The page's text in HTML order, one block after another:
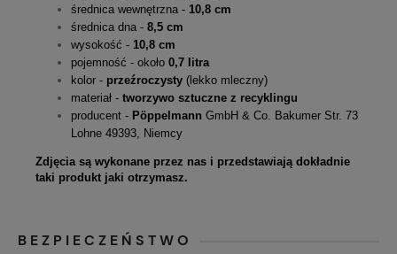
średnica wewnętrzna - 10,8 cm
średnica dna - 8,5 cm
wysokość - 10,8 cm
pojemność - około 0,7 litra
kolor - przeźroczysty (lekko mleczny)
materiał - tworzywo sztuczne z recyklingu
producent - Pöppelmann GmbH & Co. Bakumer Str. 73
Lohne 49393, Niemcy
Zdjęcia są wykonane przez nas i przedstawiają dokładnie
taki produkt jaki otrzymasz.
BEZPIECZEŃSTWO